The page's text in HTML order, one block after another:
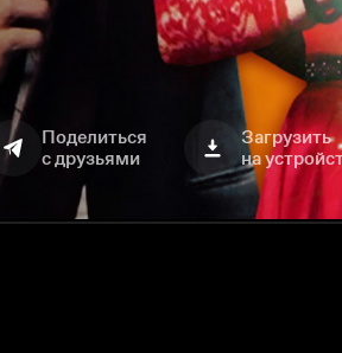
Поделиться
с друзьями
Загрузить
на